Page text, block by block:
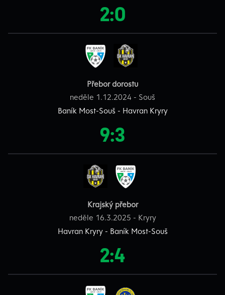
2:0
Přebor dorostu
neděle 1.12.2024 - Souš
Baník Most-Souš - Havran Kryry
9:3
Krajský přebor
neděle 16.3.2025 - Kryry
Havran Kryry - Baník Most-Souš
2:4